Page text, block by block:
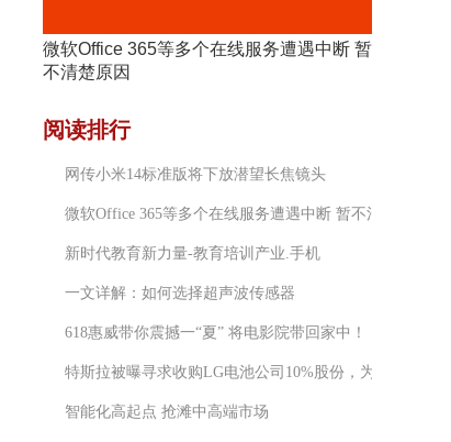
微软Office 365等多个在线服务遭遇中断 暂
不清楚原因
阅读排行
网传小米14标准版将下放潜望长焦镜头
微软Office 365等多个在线服务遭遇中断 暂不清楚原因
新时代教育新力量-教育培训产业.手机
一文详解：如何选择超声波传感器
618惠威带你震撼一“夏” 将电影院带回家中！
特斯拉被曝寻求收购LG电池公司10%股份，为了供应链
智能化高起点 抢滩中高端市场